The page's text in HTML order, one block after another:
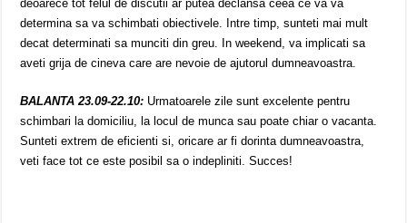
deoarece tot felul de discutii ar putea declansa ceea ce va va
determina sa va schimbati obiectivele. Intre timp, sunteti mai mult
decat determinati sa munciti din greu. In weekend, va implicati sa
aveti grija de cineva care are nevoie de ajutorul dumneavoastra.
BALANTA 23.09-22.10: Urmatoarele zile sunt excelente pentru
schimbari la domiciliu, la locul de munca sau poate chiar o vacanta.
Sunteti extrem de eficienti si, oricare ar fi dorinta dumneavoastra,
veti face tot ce este posibil sa o indepliniti. Succes!